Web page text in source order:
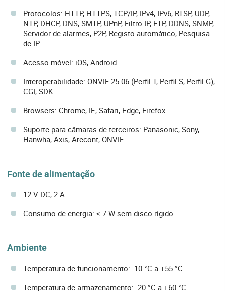
Protocolos: HTTP, HTTPS, TCP/IP, IPv4, IPv6, RTSP, UDP,
NTP, DHCP, DNS, SMTP, UPnP, Filtro IP, FTP, DDNS, SNMP,
Servidor de alarmes, P2P, Registo automático, Pesquisa
de IP
Acesso móvel: iOS, Android
Interoperabilidade: ONVIF 25.06 (Perfil T, Perfil S, Perfil G),
CGI, SDK
Browsers: Chrome, IE, Safari, Edge, Firefox
Suporte para câmaras de terceiros: Panasonic, Sony,
Hanwha, Axis, Arecont, ONVIF
Fonte de alimentação
12 V DC, 2 A
Consumo de energia: < 7 W sem disco rígido
Ambiente
Temperatura de funcionamento: -10 °C a +55 °C
Temperatura de armazenamento: -20 °C a +60 °C